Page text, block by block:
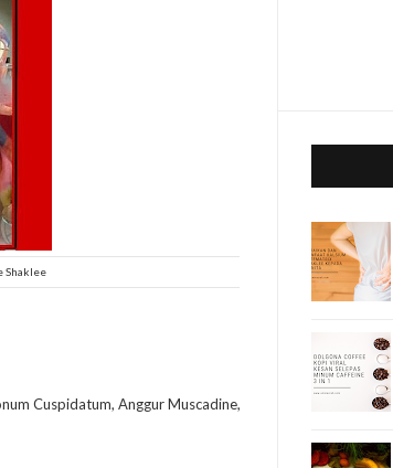
Shaklee
Cuspidatum, Anggur Muscadine,